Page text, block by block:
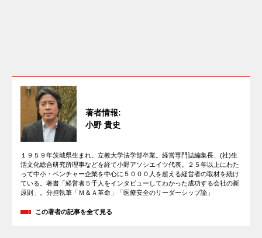
著者情報:
小野 貴史
１９５９年茨城県生まれ。立教大学法学部卒業。経営専門誌編集長、(社)生
活文化総合研究所理事などを経て小野アソシエイツ代表。２５年以上にわた
って中小・ベンチャー企業を中心に５０００人を超える経営者の取材を続け
ている。著書「経営者５千人をインタビューしてわかった成功する会社の新
原則」。分担執筆「Ｍ＆Ａ革命」「医療安全のリーダーシップ論」
この著者の記事を全て見る